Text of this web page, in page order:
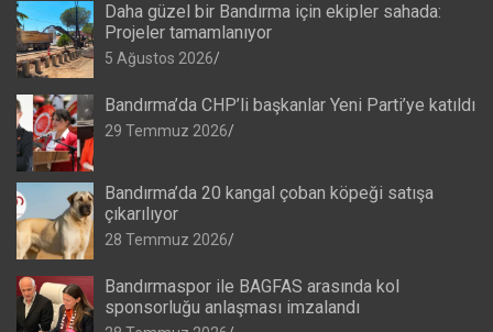
Daha güzel bir Bandırma için ekipler sahada:
Projeler tamamlanıyor
5 Ağustos 2026
Bandırma’da CHP’li başkanlar Yeni Parti’ye katıldı
29 Temmuz 2026
Bandırma’da 20 kangal çoban köpeği satışa
çıkarılıyor
28 Temmuz 2026
Bandırmaspor ile BAGFAS arasında kol
sponsorluğu anlaşması imzalandı